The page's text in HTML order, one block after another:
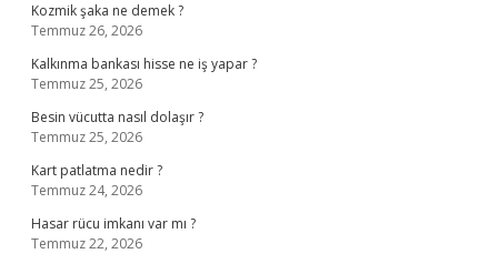
Kozmik şaka ne demek ?
Temmuz 26, 2026
Kalkınma bankası hisse ne iş yapar ?
Temmuz 25, 2026
Besin vücutta nasıl dolaşır ?
Temmuz 25, 2026
Kart patlatma nedir ?
Temmuz 24, 2026
Hasar rücu imkanı var mı ?
Temmuz 22, 2026